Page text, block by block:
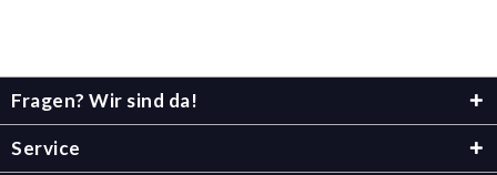
Fragen? Wir sind da!
Service